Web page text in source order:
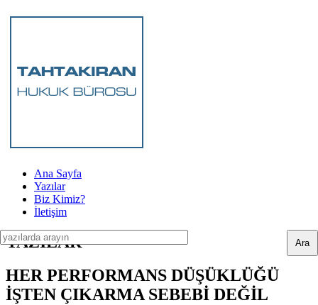
Ana Sayfa
Yazılar
Biz Kimiz?
İletişim
YAZILAR
HER PERFORMANS DÜŞÜKLÜĞÜ
İŞTEN ÇIKARMA SEBEBİ DEĞİL